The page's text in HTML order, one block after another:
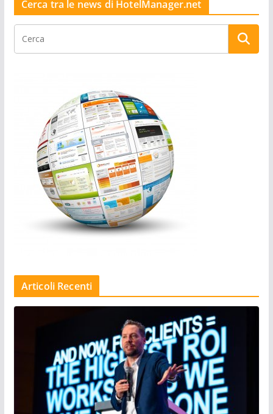
Cerca tra le news di HotelManager.net
Articoli Recenti